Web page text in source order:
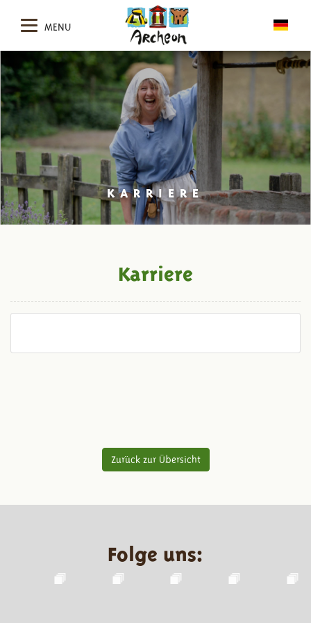
MENU
KARRIERE
Karriere
Zurück zur Übersicht
Folge uns: